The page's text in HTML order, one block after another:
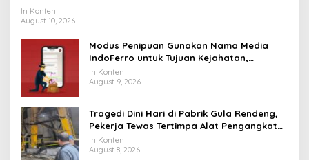
In Konten
August 10, 2026
Modus Penipuan Gunakan Nama Media
IndoFerro untuk Tujuan Kejahatan,
Waspadalah!
In Konten
August 9, 2026
Tragedi Dini Hari di Pabrik Gula Rendeng,
Pekerja Tewas Tertimpa Alat Pengangkat
Tebu
In Konten
August 8, 2026